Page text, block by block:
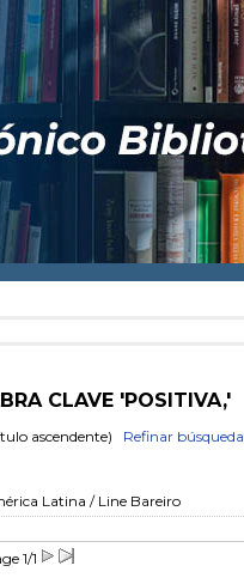
CLAVE 'POSITIVA,'
ascendente) Refinar búsqueda
Latina / Line Bareiro
1/1